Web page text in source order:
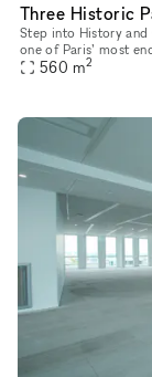
Three Historic
Step into History and
one of Paris’ most
offers a one-of-a-
560 m2